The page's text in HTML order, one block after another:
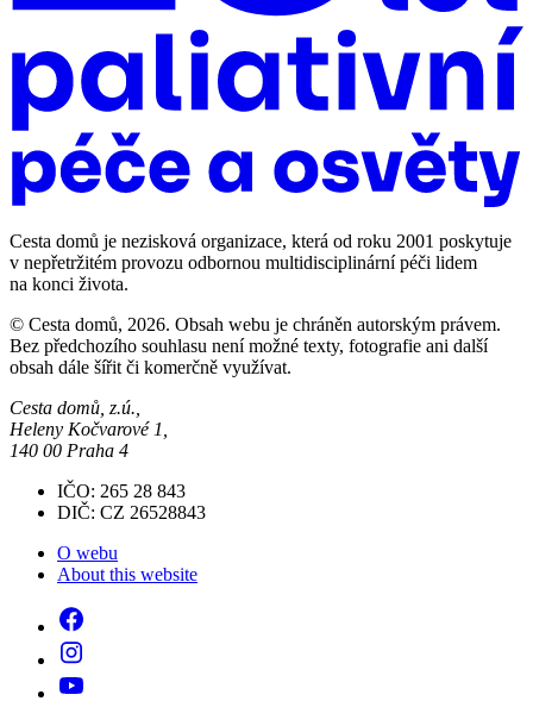
Cesta domů je nezisková organizace, která od roku 2001 poskytuje
v nepřetržitém provozu odbornou multidisciplinární péči lidem
na konci života.
© Cesta domů, 2026. Obsah webu je chráněn autorským právem.
Bez předchozího souhlasu není možné texty, fotografie ani další
obsah dále šířit či komerčně využívat.
Cesta domů, z.ú.,
Heleny Kočvarové 1,
140 00 Praha 4
IČO: 265 28 843
DIČ: CZ 26528843
O webu
About this website